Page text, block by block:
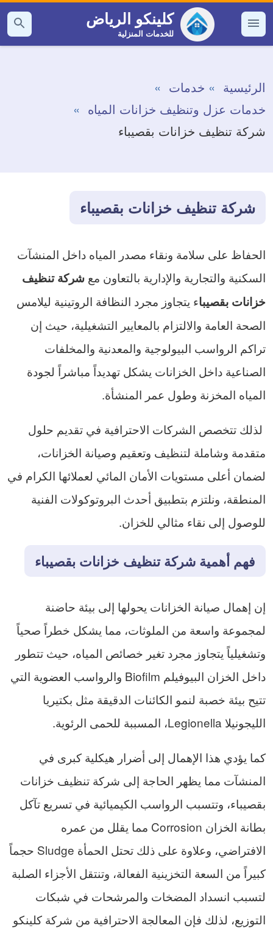
التجاوز
إلى القائمة
كلينكو الرياض
للخدمات المنزلية
بحث
عن
الرئيسية
خدمات
خدمات عزل وتنظيف خزانات المياه
شركة تنظيف خزانات بقصيباء
شركة تنظيف خزانات بقصيباء
الحفاظ على سلامة ونقاء مصدر المياه داخل المنشآت
السكنية والتجارية والإدارية بالتعاون مع شركة تنظيف
خزانات بقصيباء يتجاوز مجرد النظافة الروتينية ليلامس
الصحة العامة والالتزام بالمعايير التشغيلية، حيث إن
تراكم الرواسب البيولوجية والمعدنية والمخلفات
الصناعية داخل الخزانات يشكل تهديداً مباشراً لجودة
المياه المخزنة وطول عمر المنشأة.
لذلك تتخصص الشركات الاحترافية في تقديم حلول
متقدمة وشاملة لتنظيف وتعقيم وصيانة الخزانات،
لضمان أعلى مستويات الأمان المائي لعملائها الكرام في
المنطقة، ونلتزم بتطبيق أحدث البروتوكولات الفنية
للوصول إلى نقاء مثالي للخزان.
فهم أهمية شركة تنظيف خزانات بقصيباء
إن إهمال صيانة الخزانات يحولها إلى بيئة حاضنة
لمجموعة واسعة من الملوثات، مما يشكل خطراً صحياً
وتشغيلياً يتجاوز مجرد تغير خصائص المياه، حيث تتطور
داخل الخزان البيوفيلم Biofilm والرواسب العضوية التي
تتيح بيئة خصبة لنمو الكائنات الدقيقة مثل بكتيريا
الليجونيلا Legionella، المسببة للحمى الرئوية.
كما يؤدي هذا الإهمال إلى أضرار هيكلية كبرى في
المنشآت مما يظهر الحاجة إلى شركة تنظيف خزانات
بقصيباء، وتتسبب الرواسب الكيميائية في تسريع تآكل
بطانة الخزان Corrosion مما يقلل من عمره
الافتراضي، وعلاوة على ذلك تحتل الحمأة Sludge حجماً
كبيراً من السعة التخزينية الفعالة، وتنتقل الأجزاء الصلبة
لتسبب انسداد المضخات والمرشحات في شبكات
التوزيع، لذلك فإن المعالجة الاحترافية من شركة كلينكو